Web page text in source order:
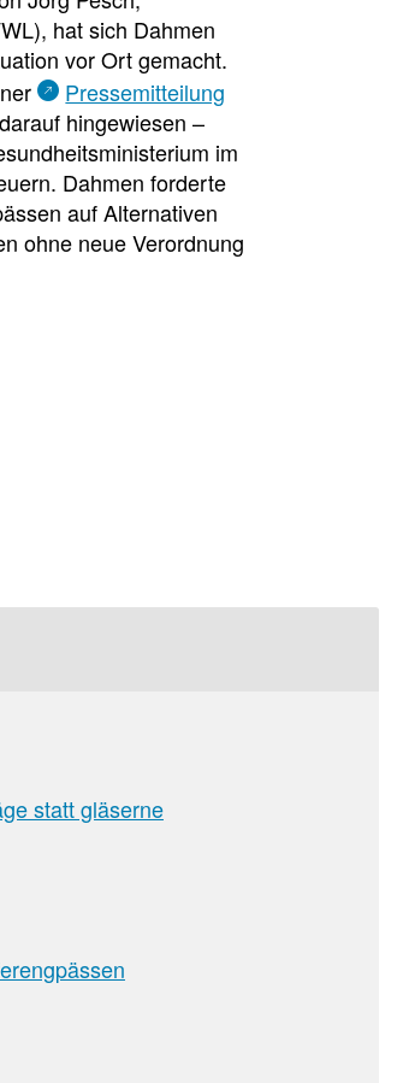
hat sich Dahmen
vor Ort gemacht.
Pressemitteilung
hingewiesen –
im
Dahmen forderte
auf Alternativen
ohne neue Verordnung
statt gläserne